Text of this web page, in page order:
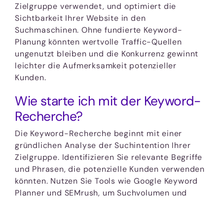
Zielgruppe verwendet, und optimiert die
Sichtbarkeit Ihrer Website in den
Suchmaschinen. Ohne fundierte Keyword-
Planung könnten wertvolle Traffic-Quellen
ungenutzt bleiben und die Konkurrenz gewinnt
leichter die Aufmerksamkeit potenzieller
Kunden.
Wie starte ich mit der Keyword-
Recherche?
Die Keyword-Recherche beginnt mit einer
gründlichen Analyse der Suchintention Ihrer
Zielgruppe. Identifizieren Sie relevante Begriffe
und Phrasen, die potenzielle Kunden verwenden
könnten. Nutzen Sie Tools wie Google Keyword
Planner und SEMrush, um Suchvolumen und